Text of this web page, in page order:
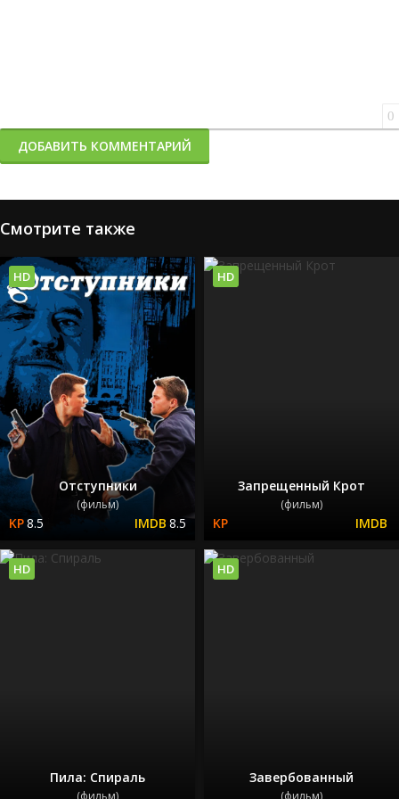
0
ДОБАВИТЬ КОММЕНТАРИЙ
Смотрите также
Отступники
(фильм)
8.5 8.5
HD
Запрещенный Крот
(фильм)
HD
Пила: Спираль
(фильм)
HD
Завербованный
(фильм)
HD